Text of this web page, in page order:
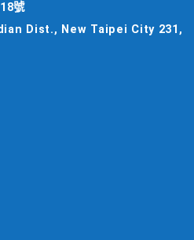
號
Dist., New Taipei City 231,